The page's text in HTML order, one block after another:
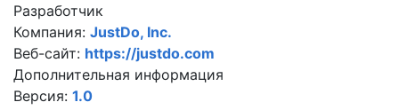
Разработчик
Компания: JustDo, Inc.
Веб-сайт: https://justdo.com
Дополнительная информация
Версия: 1.0